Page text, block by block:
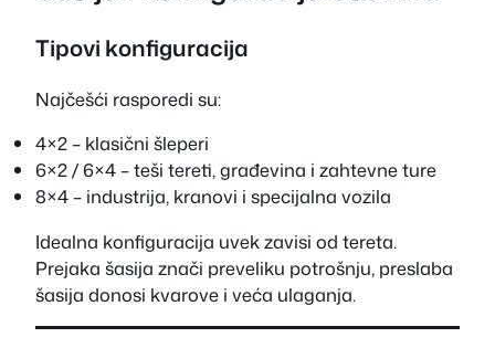
Tipovi konfiguracija
Najčešći rasporedi su:
4×2 – klasični šleperi
6×2 / 6×4 – teši tereti, građevina i zahtevne ture
8×4 – industrija, kranovi i specijalna vozila
Idealna konfiguracija uvek zavisi od tereta.
Prejaka šasija znači preveliku potrošnju, preslaba
šasija donosi kvarove i veća ulaganja.